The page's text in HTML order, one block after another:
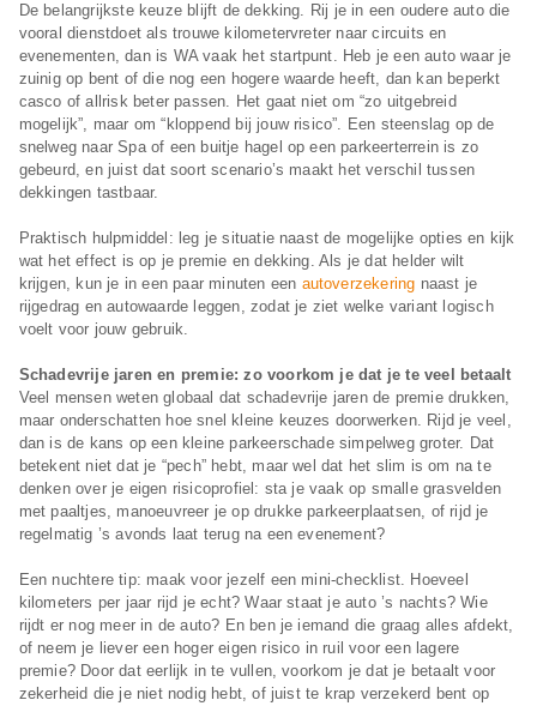
De belangrijkste keuze blijft de dekking. Rij je in een oudere auto die
vooral dienstdoet als trouwe kilometervreter naar circuits en
evenementen, dan is WA vaak het startpunt. Heb je een auto waar je
zuinig op bent of die nog een hogere waarde heeft, dan kan beperkt
casco of allrisk beter passen. Het gaat niet om “zo uitgebreid
mogelijk”, maar om “kloppend bij jouw risico”. Een steenslag op de
snelweg naar Spa of een buitje hagel op een parkeerterrein is zo
gebeurd, en juist dat soort scenario’s maakt het verschil tussen
dekkingen tastbaar.
Praktisch hulpmiddel: leg je situatie naast de mogelijke opties en kijk
wat het effect is op je premie en dekking. Als je dat helder wilt
krijgen, kun je in een paar minuten een autoverzekering naast je
rijgedrag en autowaarde leggen, zodat je ziet welke variant logisch
voelt voor jouw gebruik.
Schadevrije jaren en premie: zo voorkom je dat je te veel betaalt
Veel mensen weten globaal dat schadevrije jaren de premie drukken,
maar onderschatten hoe snel kleine keuzes doorwerken. Rijd je veel,
dan is de kans op een kleine parkeerschade simpelweg groter. Dat
betekent niet dat je “pech” hebt, maar wel dat het slim is om na te
denken over je eigen risicoprofiel: sta je vaak op smalle grasvelden
met paaltjes, manoeuvreer je op drukke parkeerplaatsen, of rijd je
regelmatig ’s avonds laat terug na een evenement?
Een nuchtere tip: maak voor jezelf een mini-checklist. Hoeveel
kilometers per jaar rijd je echt? Waar staat je auto ’s nachts? Wie
rijdt er nog meer in de auto? En ben je iemand die graag alles afdekt,
of neem je liever een hoger eigen risico in ruil voor een lagere
premie? Door dat eerlijk in te vullen, voorkom je dat je betaalt voor
zekerheid die je niet nodig hebt, of juist te krap verzekerd bent op